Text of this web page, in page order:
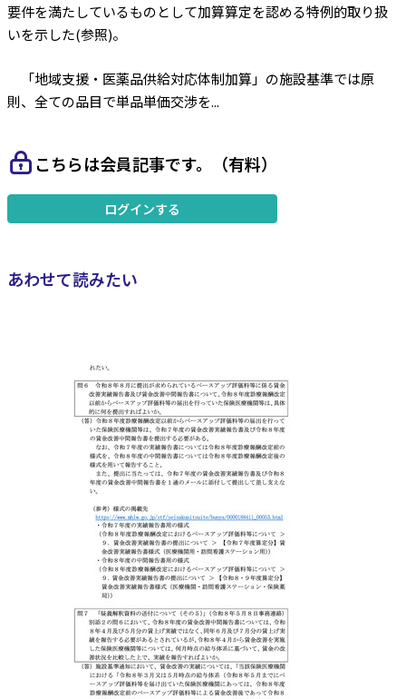
要件を満たしているものとして加算算定を認める特例的取り扱
いを示した(参照)。
「地域支援・医薬品供給対応体制加算」の施設基準では原
則、全ての品目で単品単価交渉を...
こちらは会員記事です。（有料）
ログインする
あわせて読みたい